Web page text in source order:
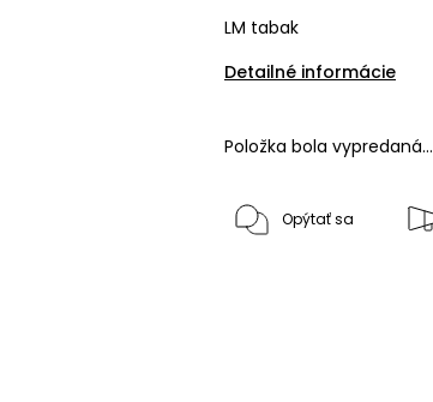
LM tabak
Detailné informácie
Položka bola vypredaná…
Opýtať sa